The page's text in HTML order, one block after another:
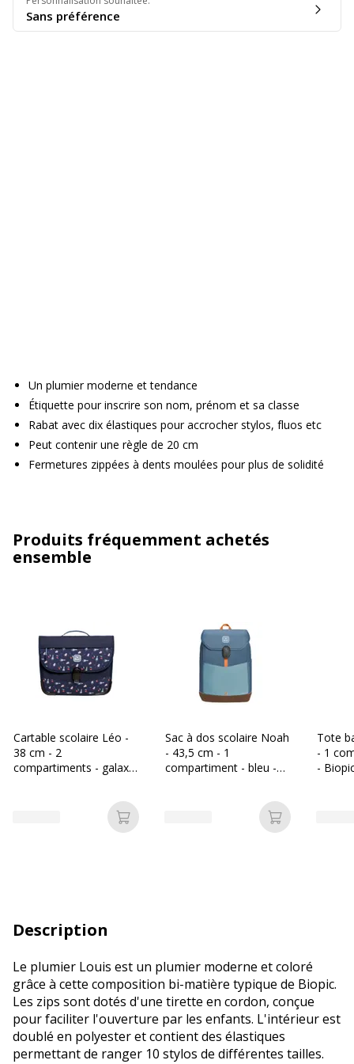
Sans préférence
Un plumier moderne et tendance
Étiquette pour inscrire son nom, prénom et sa classe
Rabat avec dix élastiques pour accrocher stylos, fluos etc
Peut contenir une règle de 20 cm
Fermetures zippées à dents moulées pour plus de solidité
Produits fréquemment achetés
ensemble
Cartable scolaire Léo -
38 cm - 2
compartiments - galaxy
Ajouter au panier
Sac à dos scolaire Noah
- 43,5 cm - 1
compartiment - bleu -
Ajouter au
Tote
- 1
-
Description
Le plumier Louis est un plumier moderne et coloré
grâce à cette composition bi-matière typique de Biopic.
Les zips sont dotés d'une tirette en cordon, conçue
pour faciliter l'ouverture par les enfants. L'intérieur est
doublé en polyester et contient des élastiques
permettant de ranger 10 stylos de différentes tailles.